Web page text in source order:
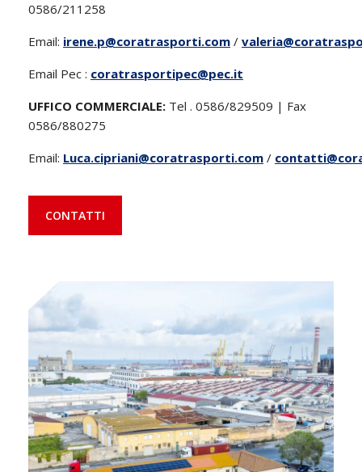
0586/211258
Email: irene.p@coratrasporti.com /
Email Pec : coratrasportipec@pec.it
UFFICO COMMERCIALE: Tel . 0586/829509 | Fax
0586/880275
Email: Luca.cipriani@coratrasporti.com /
CONTATTI